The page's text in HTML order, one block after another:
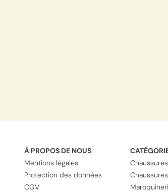
À PROPOS DE NOUS
Mentions légales
Protection des données
CGV